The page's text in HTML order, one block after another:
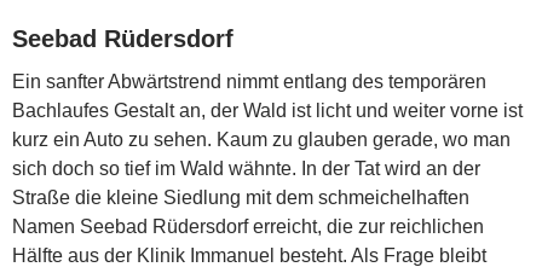
Seebad Rüdersdorf
Ein sanfter Abwärtstrend nimmt entlang des temporären
Bachlaufes Gestalt an, der Wald ist licht und weiter vorne ist
kurz ein Auto zu sehen. Kaum zu glauben gerade, wo man
sich doch so tief im Wald wähnte. In der Tat wird an der
Straße die kleine Siedlung mit dem schmeichelhaften
Namen Seebad Rüdersdorf erreicht, die zur reichlichen
Hälfte aus der Klinik Immanuel besteht. Als Frage bleibt